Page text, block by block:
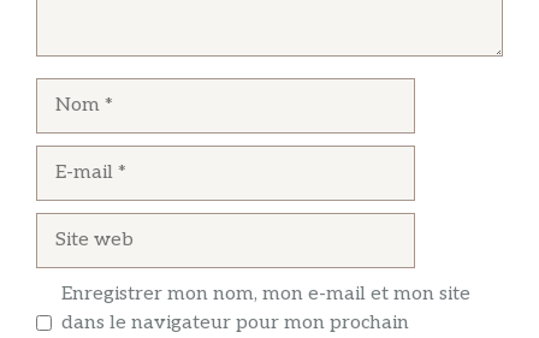
Enregistrer mon nom, mon e-mail et mon site
dans le navigateur pour mon prochain